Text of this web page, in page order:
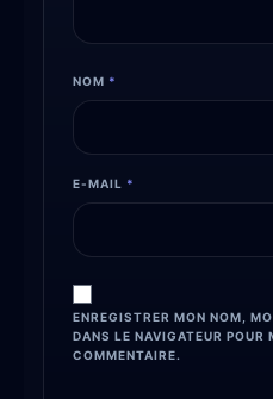
NOM *
E-MAIL *
ENREGISTRER MON NOM,
DANS LE NAVIGATEUR POUR
COMMENTAIRE.